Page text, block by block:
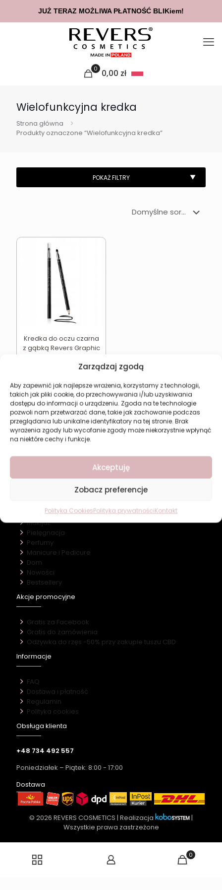
Zarządzaj zgodą
Aby zapewnić jak najlepsze wrażenia, korzystamy z technologii,
takich jak pliki cookie, do przechowywania i/lub uzyskiwania
dostępu do informacji o urządzeniu. Zgoda na te technologie
pozwoli nam przetwarzać dane, takie jak zachowanie podczas
przeglądania lub unikalne identyfikatory na tej stronie. Brak
wyrażenia zgody lub wycofanie zgody może niekorzystnie wpłynąć
na niektóre cechy i funkcje.
Akceptuję
Zobacz preferencje
Polityka CookiesPolityka prywatnościKontakt
0 0,00 zł
Wielofunkcyjna kredka
Strona główna
Produkty oznaczone “Wielofunkcyjna kredka”
Kredka do oczu czarna
z gąbką Revers Graphic
Dodaj do koszyka
Revers Cosmetics
Makijaż
Pielęgnacja
Perfumy
Manicure i Pedicure
Dom
Nowości
Bestsellery
Akcje promocyjne
Gratis za Facebook
Gratis do zamówienia
Odżywka do rzęs -50% przy zakupie tuszu CBD
Informacje
FAQ
Dostawa i płatność
Regulamin
Polityka cookies
Obsługa klienta
+48 734 492 557
Poniedziałek – Piątek: 8:00 - 17:00
Dostawa
© 2026 REVERS COSMETICS | Realizacja
|
Wszystkie prawa zastrzeżone
0
JUŻ TERAZ MOŻLIWA PŁATNOŚĆ BLIKiem!